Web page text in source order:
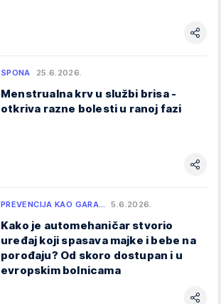
SPONA 25.6.2026.
Menstrualna krv u službi brisa -
otkriva razne bolesti u ranoj fazi
PREVENCIJA KAO GARA… 5.6.2026.
Kako je automehaničar stvorio
uređaj koji spasava majke i bebe na
porođaju? Od skoro dostupan i u
evropskim bolnicama